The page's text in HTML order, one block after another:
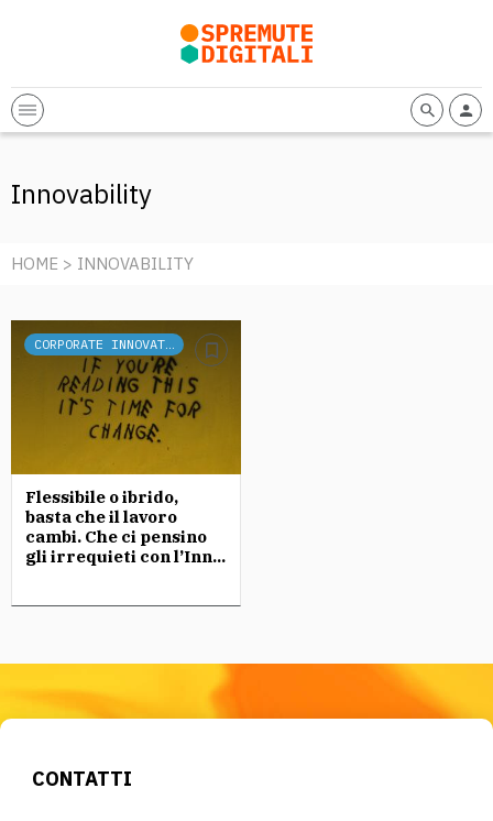
Innovability
HOME > INNOVABILITY
CORPORATE INNOVATION
Flessibile o ibrido,
basta che il lavoro
cambi. Che ci pensino
gli irrequieti con l’Inn...
CONTATTI